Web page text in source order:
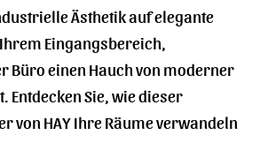
Ästhetik auf elegante
Eingangsbereich,
Büro einen Hauch von moderner
Entdecken Sie, wie dieser
von HAY Ihre Räume verwandeln